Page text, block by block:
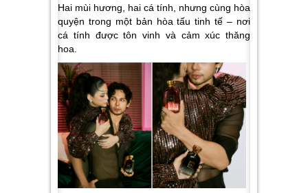
Hai mùi hương, hai cá tính, nhưng cùng hòa
quyện trong một bản hòa tấu tinh tế – nơi
cá tính được tôn vinh và cảm xúc thăng
hoa.